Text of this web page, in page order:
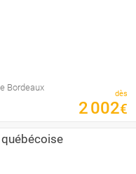
Bordeaux
dès
2002€